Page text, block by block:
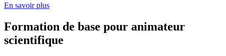
En savoir plus
Formation de base pour animateur
scientifique